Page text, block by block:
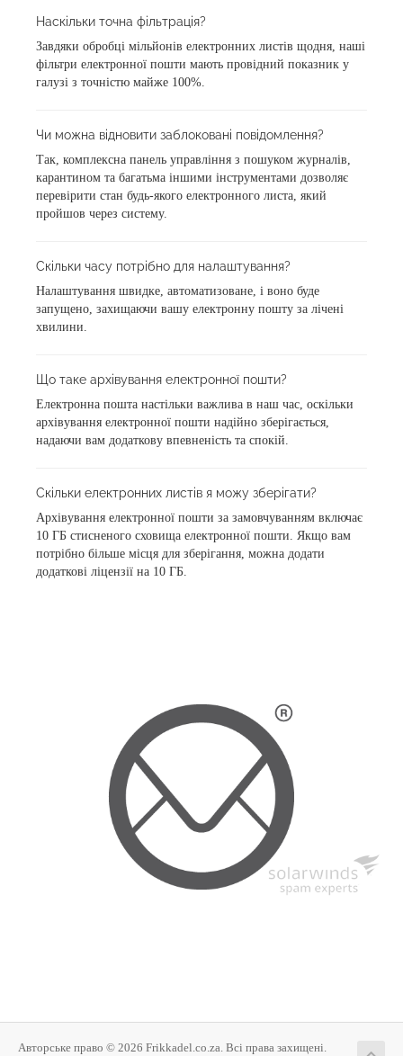
Наскільки точна фільтрація?
Завдяки обробці мільйонів електронних листів щодня, наші
фільтри електронної пошти мають провідний показник у
галузі з точністю майже 100%.
Чи можна відновити заблоковані повідомлення?
Так, комплексна панель управління з пошуком журналів,
карантином та багатьма іншими інструментами дозволяє
перевірити стан будь-якого електронного листа, який
пройшов через систему.
Скільки часу потрібно для налаштування?
Налаштування швидке, автоматизоване, і воно буде
запущено, захищаючи вашу електронну пошту за лічені
хвилини.
Що таке архівування електронної пошти?
Електронна пошта настільки важлива в наш час, оскільки
архівування електронної пошти надійно зберігається,
надаючи вам додаткову впевненість та спокій.
Скільки електронних листів я можу зберігати?
Архівування електронної пошти за замовчуванням включає
10 ГБ стисненого сховища електронної пошти. Якщо вам
потрібно більше місця для зберігання, можна додати
додаткові ліцензії на 10 ГБ.
Авторське право © 2026 Frikkadel.co.za. Всі права захищені.